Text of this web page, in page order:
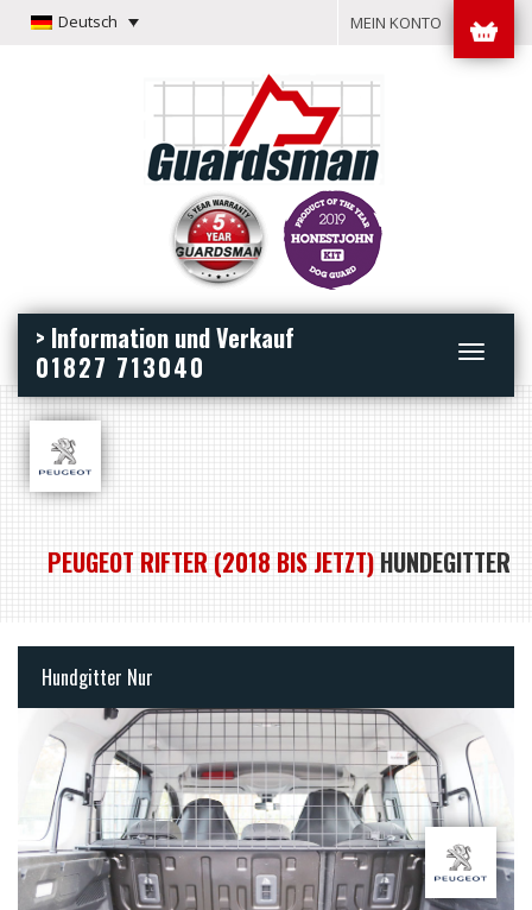
Deutsch MEIN KONTO
Toggle
> Information und Verkauf
01827 713040
PEUGEOT RIFTER (2018 BIS JETZT) HUNDEGITTER
Hundgitter Nur